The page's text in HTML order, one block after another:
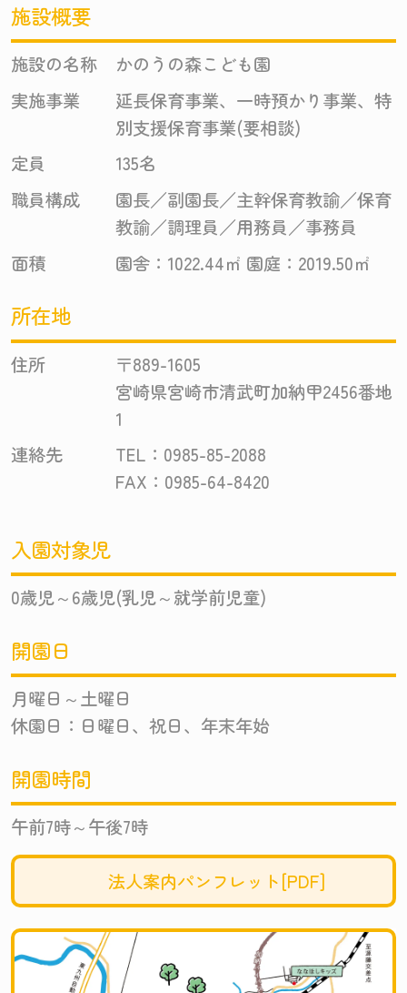
施設概要
施設の名称
かのうの森こども園
実施事業
延長保育事業、一時預かり事業、特
別支援保育事業(要相談)
定員
135名
職員構成
園長／副園長／主幹保育教諭／保育
教諭／調理員／用務員／事務員
面積
園舎：1022.44㎡ 園庭：2019.50㎡
所在地
住所
〒889-1605
宮崎県宮崎市清武町加納甲2456番地
1
連絡先
TEL：0985-85-2088
FAX：0985-64-8420
入園対象児
0歳児～6歳児(乳児～就学前児童)
開園日
月曜日～土曜日
休園日：日曜日、祝日、年末年始
開園時間
午前7時～午後7時
法人案内パンフレット[PDF]